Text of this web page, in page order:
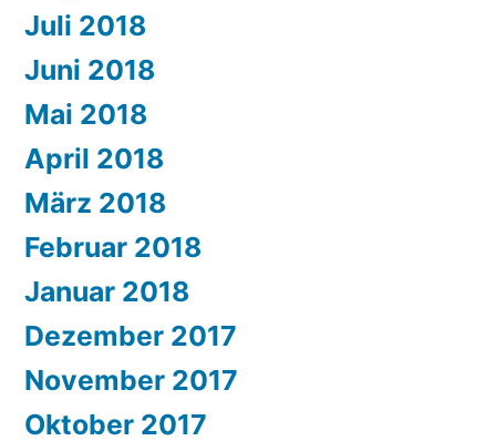
Juli 2018
Juni 2018
Mai 2018
April 2018
März 2018
Februar 2018
Januar 2018
Dezember 2017
November 2017
Oktober 2017